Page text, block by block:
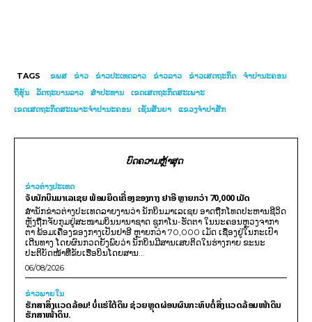
TAGS ຂພສ ຂ່າວ ຂ່າວປະເທດລາວ ຂ່າວລາວ ຂ່າວເສດຖະກິດ
ຈຳປານະຄອນ
ຖືຮຸ້ນ
ລັດຖະບານລາວ ສຳປະທານ
ເຂດເສດຖະກິດສະເພາະ
ເຂດເສດຖະກິດສະເພາະຈຳປານະຄອນ
ເຊັນສັນຍາ ແຂວງຈຳປາສັກ
ບົດຄວາມຫຼ້າສຸດ
ຂ່າວຕ່າງປະເທດ
ຈັບນັກບິນມາເລເຊຍ ພ້ອມຍຶດເຄື່ອງຂອງກາງ ຢາອີ ຫຼາຍກວ່າ 70,000 ເມັດ
ສຳນັກຂ່າວຕ່າງປະເທດລາຍງານວ່າ ນັກບິນມາເລເຊຍ ອາດຖືກໂທດປະຫານຊີວິດ
ຫຼັງຖືກຈັບກຸມຢູ່ສະໜາມບິນນານາຊາດ ຊູກາໂນ-ຮັດຕາ ໃນນະຄອນຫຼວງຈາກາ
ຕາ ພ້ອມເຄື່ອງຂອງກາງເປັນຢາອີ ຫຼາຍກວ່າ 70,000 ເມັດ ເຊື່ອງຢູ່ໃນກະເປົາ
ເດີນທາງ ໂດຍຜົນກວດຍັງພົບວ່າ ນັກບິນມີສານເສບຕິດໃນຮ່າງກາຍ ຂະນະ
ປະຕິບັດໜ້າທີ່ຂັບເຮືອບິນໂດຍສານ...
06/08/2026
ຂ່າວພາຍ​ໃນ
ຮັກສາສິ່ງແວດລ້ອມ! ບໍ່ແຮ່ໃຕ້ດິນ ຊ່ວຍຫຼຸດຜ່ອນຜົນກະທົບຕໍ່ສິ່ງແວດລ້ອມໜ້າດິນ
ຮັກສາໜ້າດິນ.